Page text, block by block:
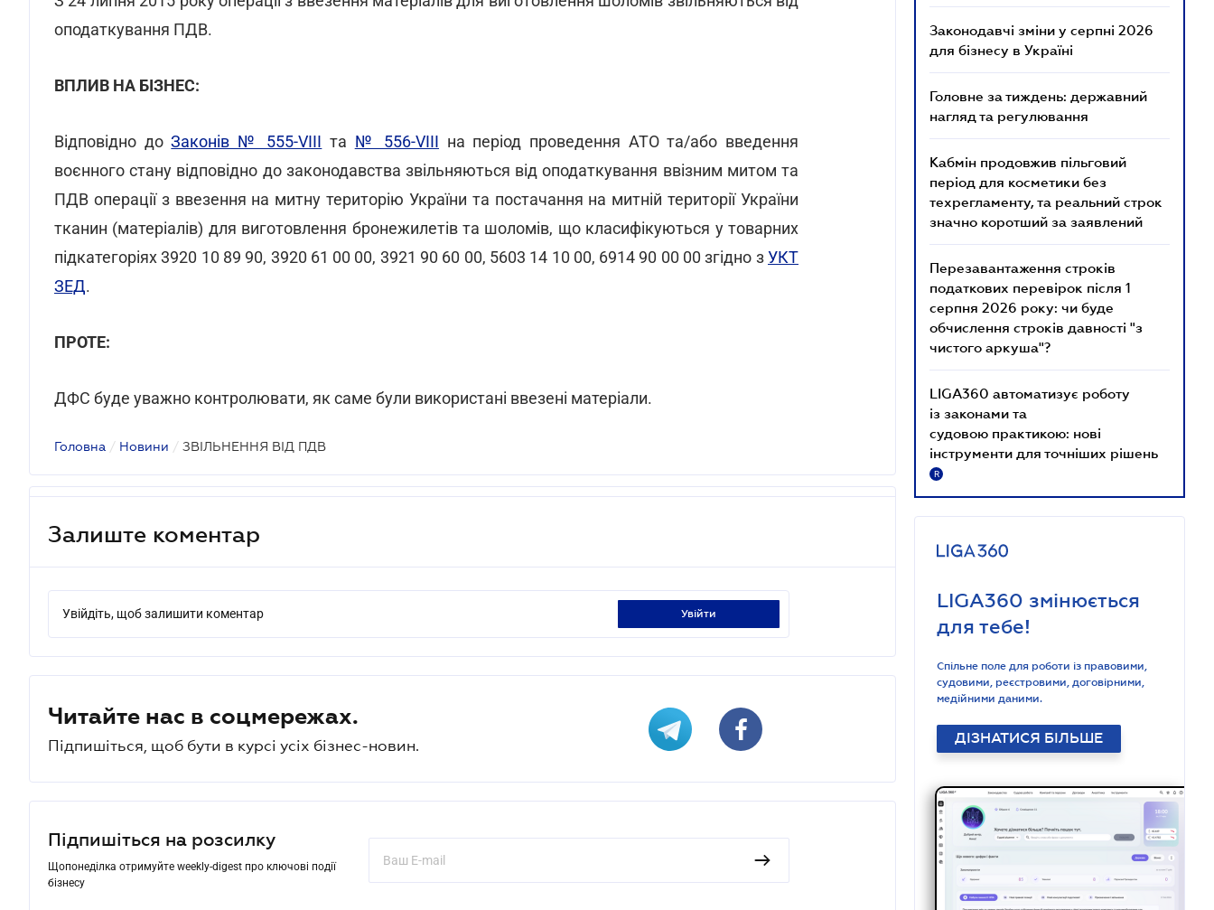
оподаткування ПДВ.
ВПЛИВ НА БІЗНЕС:
Відповідно доЗаконів № 555-VIII та № 556-VIII на період проведення АТО та/або введення
воєнного стану відповідно до законодавства звільняються від оподаткування ввізним митом та
ПДВ операції з ввезення на митну територію України та постачання на митній території України
тканин (матеріалів) для виготовлення бронежилетів та шоломів, що класифікуються у товарних
підкатегоріях 3920 10 89 90, 3920 61 00 00, 3921 90 60 00, 5603 14 10 00, 6914 90 00 00 згідно зУКТ
ЗЕД.
ПРОТЕ:
ДФС буде уважно контролювати, як саме були використані ввезені матеріали.
Головна / Новини / ЗВІЛЬНЕННЯ ВІД ПДВ
Залиште коментар
Увійдіть, щоб залишити коментар увійти
Читайте нас в соцмережах.
Підпишіться, щоб бути в курсі усіх бізнес-новин.
Підпишіться на розсилку
Щопонеділка отримуйте weekly-digest про ключові події
бізнесу
Законодавчі зміни у серпні 2026
для бізнесу в Україні
Головне за тиждень: державний
нагляд та регулювання
Кабмін продовжив пільговий
період для косметики без
техрегламенту, та реальний строк
значно коротший за заявлений
Перезавантаження строків
податкових перевірок після 1
серпня 2026 року: чи буде
обчислення строків давності "з
чистого аркуша"?
LIGA360 автоматизує роботу
із законами та
судовою практикою: нові
інструменти для точніших рішень
R
LIGA360 змінюється
для тебе!
Спільне поле для роботи із правовими,
судовими, реєстровими, договірними,
медійними даними.
ДІЗНАТИСЯ БІЛЬШЕ